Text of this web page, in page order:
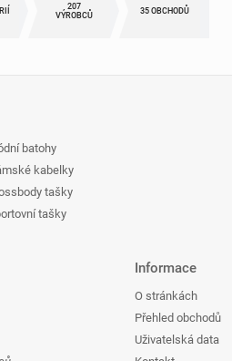
207
VÝROBCŮ
35 OBCHODŮ
batohy
kabelky
tašky
tašky
Informace
O stránkách
Přehled obchodů
Uživatelská data